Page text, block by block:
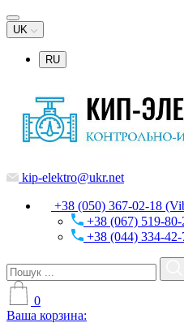
UK
RU
kip-elektro@ukr.net
+38 (050) 367-02-18
+38 (067) 519-80-
+38 (044) 334-42-
0
Ваша корзина: